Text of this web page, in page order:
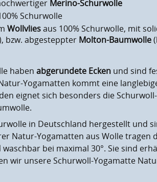
Merino-Schurwolle
Schurwolle
Wollvliesaus 100% Schurwolle, mit
bzw. abgesteppter Molton-Baumwolle
haben abgerundete Eckenund sind
Yogamatten kommt eine
eignet sich besonders die
in Deutschland hergestellt und
Natur-Yogamatten aus Wolle tragen
bei maximal 30°. Sie sind
wir unsere Schurwoll-Yogamatte